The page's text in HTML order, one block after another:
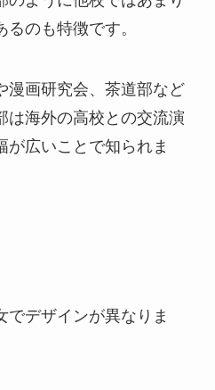
のも特徴です。
漫画研究会、茶道部など
は海外の高校との交流演
が広いことで知られま
でデザインが異なりま